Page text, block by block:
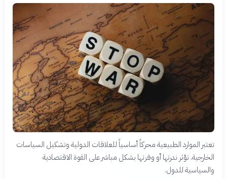
تعتبر الموارد الطبيعية محركاً أساسياً للعلاقات الدولية وتشكيل السياسات
الخارجية. تؤثر ندرتها أو وفرتها بشكل مباشر على القوة الاقتصادية
والسياسية للدول.